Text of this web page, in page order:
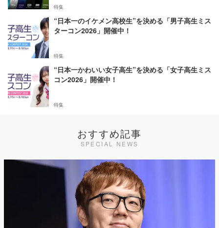
特集
“日本一のイケメン高校生”を決める「男子高生ミス
ターコン2026」開催中！
特集
“日本一かわいい女子高生”を決める「女子高生ミス
コン2026」開催中！
特集
おすすめ記事
SPECIAL NEWS